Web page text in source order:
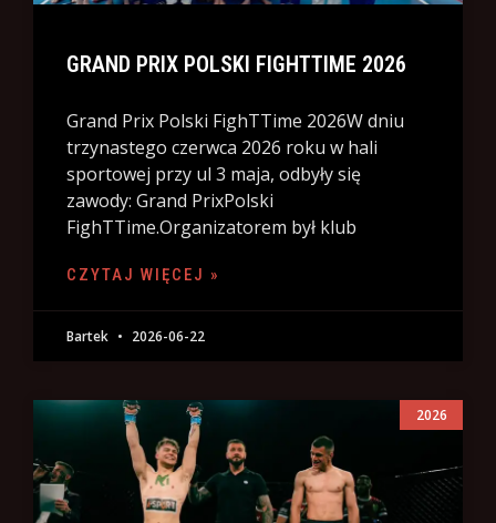
GRAND PRIX POLSKI FIGHTTIME 2026
Grand Prix Polski FighTTime 2026W dniu
trzynastego czerwca 2026 roku w hali
sportowej przy ul 3 maja, odbyły się
zawody: Grand PrixPolski
FighTTime.Organizatorem był klub
CZYTAJ WIĘCEJ »
Bartek 2026-06-22
2026